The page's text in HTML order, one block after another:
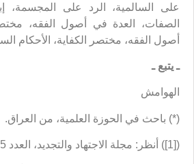
على السالمية، الرد على المجسمة،
الصفات، العدة في أصول الفقه،
أصول الفقه، مختصر الكفاية، الأحكام
ـ يتبع ـ
الهوامش
(*) باحث في الحوزة العلمية، من العراق.
([1]) أنظر: مجلة الاجتهاد والتجديد، العدد 5: 287 ـ 299.